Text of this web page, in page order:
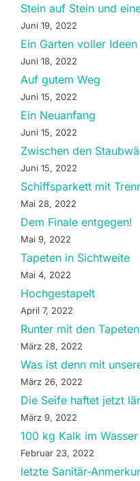
Stein auf Stein und
Juni 19, 2022
Ein Garten voller Ideen
Juni 18, 2022
Auf gutem Weg
Juni 15, 2022
Ein Neuanfang
Juni 15, 2022
Zwischen den
Juni 15, 2022
Schiffsparkett mit
Mai 28, 2022
Dem Finale entgegen!
Mai 9, 2022
Tapeten in Sichtweite
Mai 4, 2022
Hochgestapelt
April 7, 2022
Runter mit den Tapeten
März 28, 2022
Was ist denn mit
März 26, 2022
Die Seife haftet jetzt
März 9, 2022
100 kg Kalk im Wasser
Februar 23, 2022
letzte Sanitär-